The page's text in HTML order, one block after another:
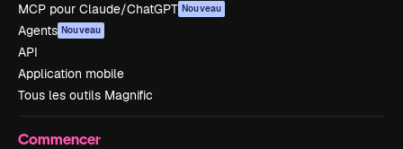
MCP pour Claude/ChatGPT Nouveau
Agents Nouveau
API
Application mobile
Tous les outils Magnific
Commencer